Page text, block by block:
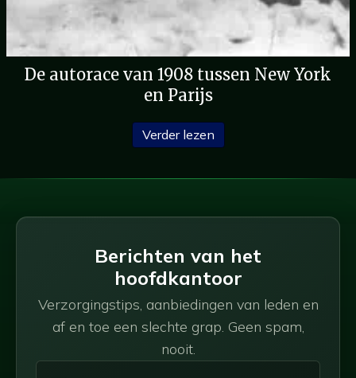
De autorace van 1908 tussen New York
en Parijs
Verder lezen
Berichten van het
hoofdkantoor
Verzorgingstips, aanbiedingen van leden en
af en toe een slechte grap. Geen spam,
nooit.